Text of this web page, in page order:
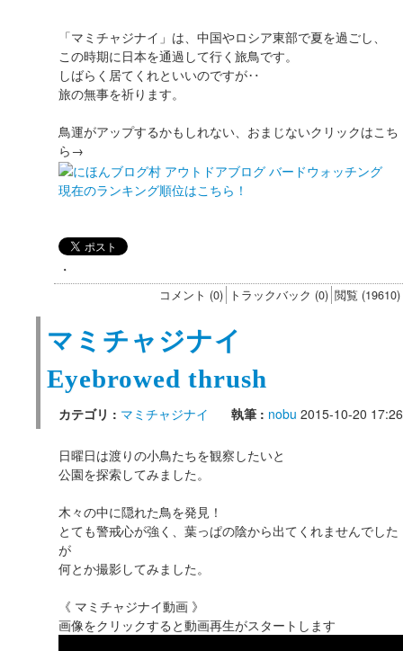
「マミチャジナイ」は、中国やロシア東部で夏を過ごし、
この時期に日本を通過して行く旅鳥です。
しばらく居てくれといいのですが‥
旅の無事を祈ります。
鳥運がアップするかもしれない、おまじないクリックはこち
ら→
現在のランキング順位はこちら！
・
コメント (0) トラックバック (0) 閲覧 (19610)
マミチャジナイ
Eyebrowed thrush
カテゴリ : マミチャジナイ 執筆 : nobu 2015-10-20 17:26
日曜日は渡りの小鳥たちを観察したいと
公園を探索してみました。
木々の中に隠れた鳥を発見！
とても警戒心が強く、葉っぱの陰から出てくれませんでした
が
何とか撮影してみました。
《 マミチャジナイ動画 》
画像をクリックすると動画再生がスタートします